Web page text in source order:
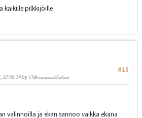
kaikille pilkkijöille
#15
22:56:14 by 𝓞𝓁𝓉𝑒𝓇𝓂𝒶𝓃𝓃𝒾𝓛𝒶𝓱𝓃𝒶
valinnoilla ja ekan sannoo vaikka ekana